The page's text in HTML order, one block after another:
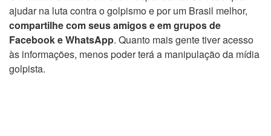
ajudar na luta contra o golpismo e por um Brasil melhor,
compartilhe com seus amigos e em grupos de
Facebook e WhatsApp. Quanto mais gente tiver acesso
às informações, menos poder terá a manipulação da mídia
golpista.